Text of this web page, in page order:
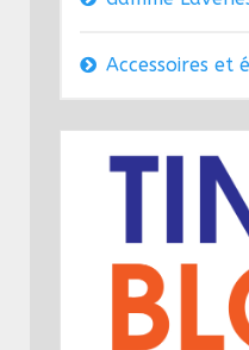
Accessoires et